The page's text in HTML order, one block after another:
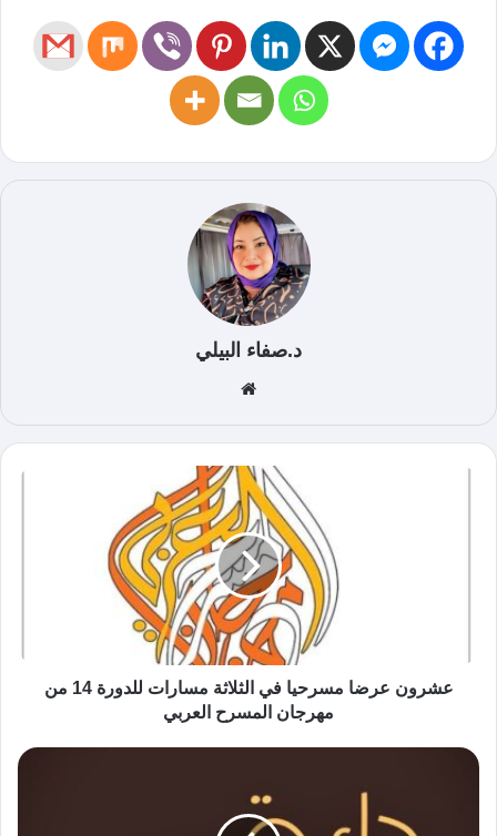
د.صفاء البيلي
الوي
ب
عشرون عرضا مسرحيا في الثلاثة مسارات للدورة 14 من
مهرجان المسرح العربي